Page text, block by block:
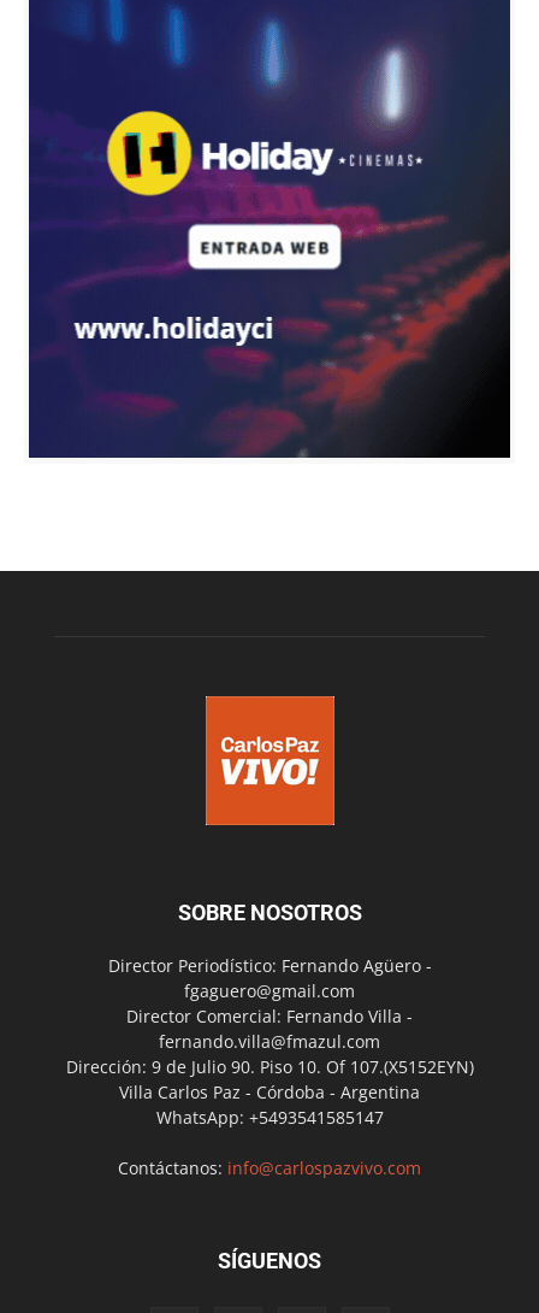
SOBRE NOSOTROS
Director Periodístico: Fernando Agüero -
fgaguero@gmail.com
Director Comercial: Fernando Villa -
fernando.villa@fmazul.com
Dirección: 9 de Julio 90. Piso 10. Of 107.(X5152EYN)
Villa Carlos Paz - Córdoba - Argentina
WhatsApp: +5493541585147
Contáctanos: info@carlospazvivo.com
SÍGUENOS